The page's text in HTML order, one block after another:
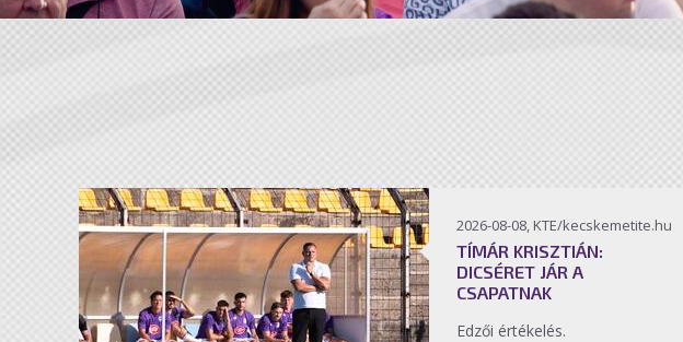
2026-08-08, KTE/kecskemetite.hu
TÍMÁR KRISZTIÁN:
DICSÉRET JÁR A
CSAPATNAK
Edzői értékelés.